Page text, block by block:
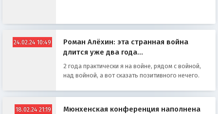
24.02.24 10:49
Роман Алёхин: эта странная война
длится уже два года...
2 года практически я на войне, рядом с войной,
над войной, а вот сказать позитивного нечего.
18.02.24 21:19
Мюнхенская конференция наполнена